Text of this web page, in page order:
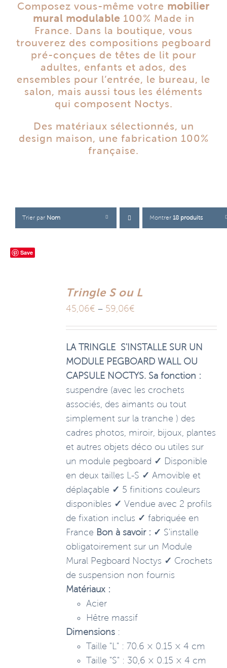
Composez vous-même votre mobilier
mural modulable 100% Made in
France. Dans la boutique, vous
trouverez des compositions pegboard
pré-conçues de têtes de lit pour
adultes, enfants et ados, des
ensembles pour l’entrée, le bureau, le
salon, mais aussi tous les éléments
qui composent Noctys.
Des matériaux sélectionnés, un
design maison, une fabrication 100%
française.
Trier par Nom Montrer 18 produits
Save
Tringle S ou L
45,06€ – 59,06€
LA TRINGLE S'INSTALLE SUR UN
MODULE PEGBOARD WALL OU
CAPSULE NOCTYS. Sa fonction :
suspendre (avec les crochets
associés, des aimants ou tout
simplement sur la tranche ) des
cadres photos, miroir, bijoux, plantes
et autres objets déco ou utiles sur
un module pegboard ✓ Disponible
en deux tailles L-S ✓ Amovible et
déplaçable ✓ 5 finitions couleurs
disponibles ✓Vendue avec 2 profils
de fixation inclus ✓ fabriquée en
France Bon à savoir : ✓ S'installe
obligatoirement sur un Module
Mural Pegboard Noctys ✓ Crochets
de suspension non fournis
Matériaux :
Acier
Hêtre massif
Dimensions :
Taille "L" : 70.6 × 0.15 × 4 cm
Taille "S" : 30,6 × 0.15 × 4 cm